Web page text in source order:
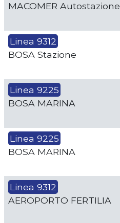
MACOMER Autostazione
Linea 9312
BOSA Stazione
Linea 9225
BOSA MARINA
Linea 9225
BOSA MARINA
Linea 9312
AEROPORTO FERTILIA